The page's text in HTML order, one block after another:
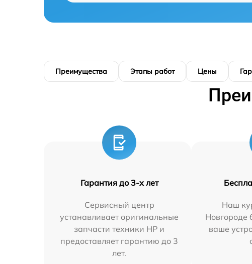
Преимущества Этапы работ Цены
Гарантия до 3-х лет
Сервисный центр
устанавливает оригинальные
запчасти техники HP и
предоставляет гарантию до 3
лет.
Наш
Новгороде
ваше